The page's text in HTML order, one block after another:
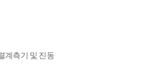
계측기 및 진동